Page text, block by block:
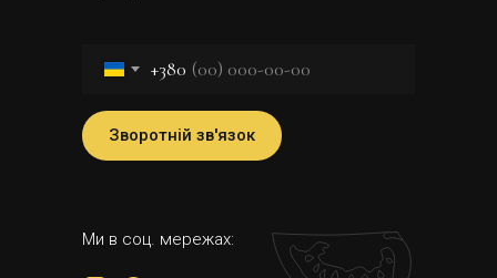
+380
Зворотній зв'язок
Ми в соц. мережах: